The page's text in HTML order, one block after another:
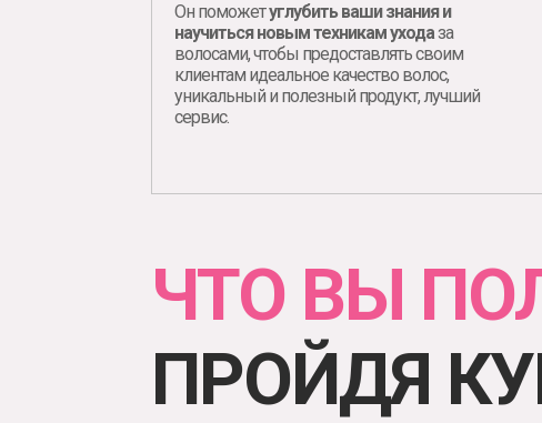
Он поможетуглубить ваши знания и
научиться новым техникам уходаза
волосами, чтобы предоставлять своим
клиентам идеальное качество волос,
уникальный и полезный продукт, лучший
сервис.
ЧТО ВЫ
ПРОЙДЯ